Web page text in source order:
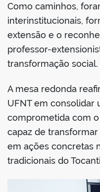
Como caminhos,
interinstitucionais,
extensão e o
professor-
transformação social.
A mesa redonda
UFNT em consolidar
comprometida com
capaz de
em ações concretas
tradicionais do